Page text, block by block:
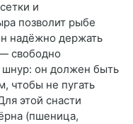
и
позволит рыбе
надёжно держать
свободно
шнур: он должен быть
чтобы не пугать
этой снасти
(пшеница,